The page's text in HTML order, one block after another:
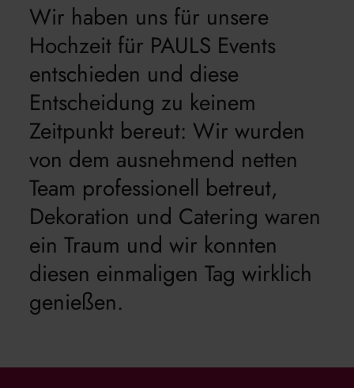
Wir haben uns für unsere
Hochzeit für PAULS Events
entschieden und diese
Entscheidung zu keinem
Zeitpunkt bereut: Wir wurden
von dem ausnehmend netten
Team professionell betreut,
Dekoration und Catering waren
ein Traum und wir konnten
diesen einmaligen Tag wirklich
genießen.